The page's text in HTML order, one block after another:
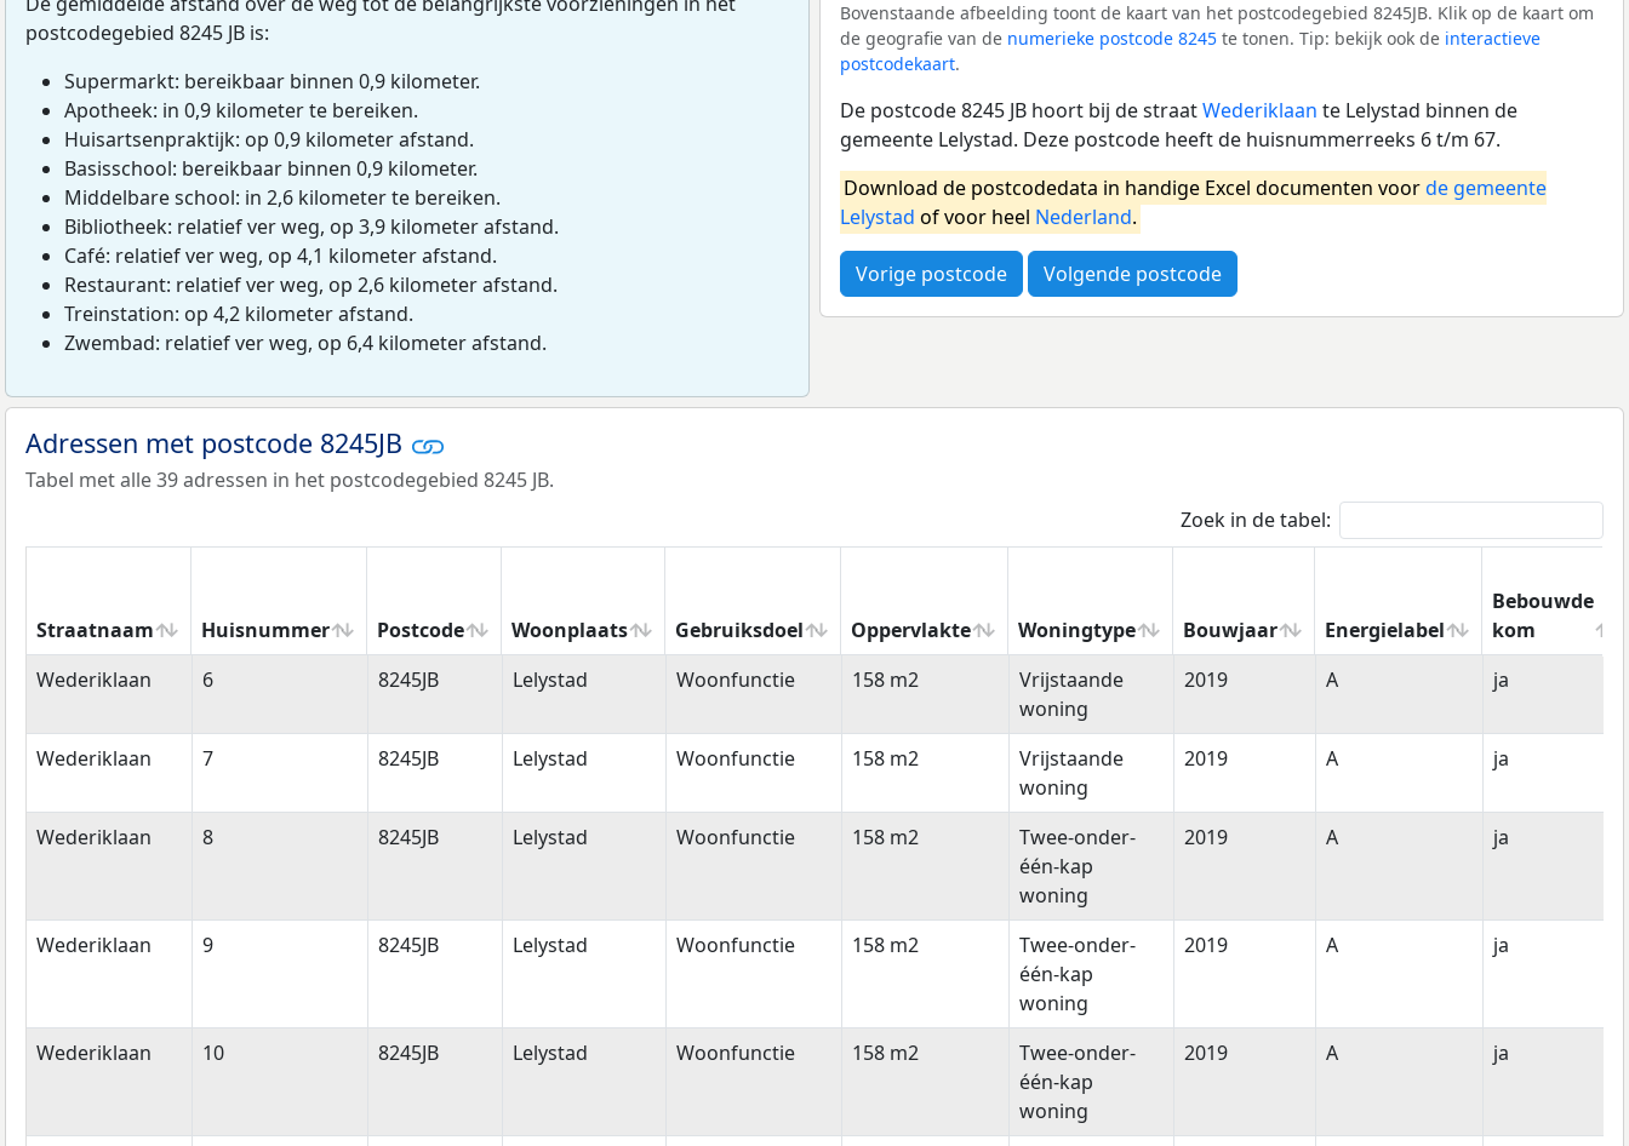
postcodegebied 8245 JB is:
Supermarkt: bereikbaar binnen 0,9 kilometer.
Apotheek: in 0,9 kilometer te bereiken.
Huisartsenpraktijk: op 0,9 kilometer afstand.
Basisschool: bereikbaar binnen 0,9 kilometer.
Middelbare school: in 2,6 kilometer te bereiken.
Bibliotheek: relatief ver weg, op 3,9 kilometer afstand.
Café: relatief ver weg, op 4,1 kilometer afstand.
Restaurant: relatief ver weg, op 2,6 kilometer afstand.
Treinstation: op 4,2 kilometer afstand.
Zwembad: relatief ver weg, op 6,4 kilometer afstand.
Bovenstaande afbeelding toont de kaart van het postcodegebied 8245JB. Klik op de kaart om
de geografie van de numerieke postcode 8245 te tonen. Tip: bekijk ook de interactieve
postcodekaart.
De postcode 8245 JB hoort bij de straatWederiklaan te Lelystad binnen de
gemeente Lelystad. Deze postcode heeft de huisnummerreeks 6 t/m 67.
Download de postcodedata in handige Excel documenten voorde gemeente
Lelystad of voor heel Nederland.
Vorige postcode Volgende postcode
Adressen met postcode 8245JB
Tabel met alle 39 adressen in het postcodegebied 8245 JB.
Zoek in de tabel:
Straatnaam Huisnummer Postcode Woonplaats Gebruiksdoel Oppervlakte Woningtype Bouwjaar Energielabel
Bebouwde
kom
Straatnaam
Huisnummer Postcode Woonplaats Gebruiksdoel Oppervlakte Woningtype Bouwjaar Energielabel
Bebouwde
kom
Wederiklaan 6 8245JB Lelystad Woonfunctie 158 m2
Vrijstaande
woning
2019 A ja
Wederiklaan 7 8245JB Lelystad Woonfunctie 158 m2
Vrijstaande
woning
2019 A ja
Wederiklaan 8 8245JB Lelystad Woonfunctie 158 m2
Twee-onder-
één-kap
woning
2019 A ja
Wederiklaan 9 8245JB Lelystad Woonfunctie 158 m2
Twee-onder-
één-kap
woning
2019 A ja
Wederiklaan 10 8245JB Lelystad Woonfunctie 158 m2
Twee-onder-
één-kap
woning
2019 A ja